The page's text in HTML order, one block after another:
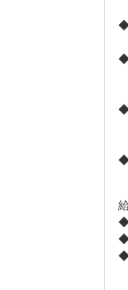
◆
◆
◆
◆
◆
◆
◆